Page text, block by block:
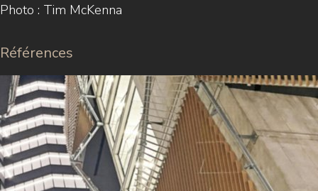
Photo : Tim McKenna
Références